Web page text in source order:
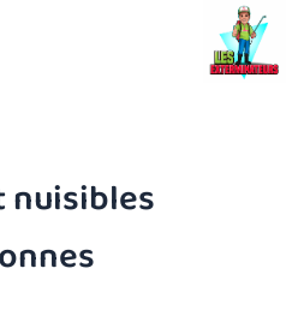
nuisibles